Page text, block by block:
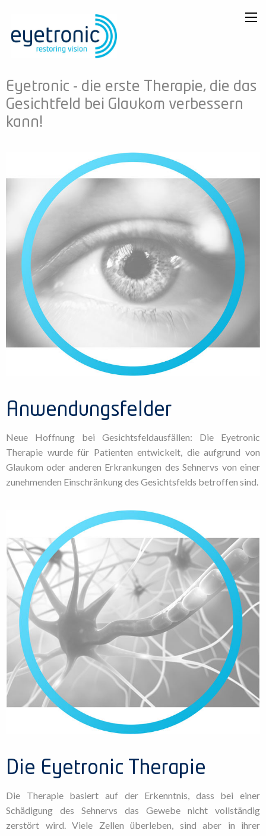
Eyetronic - die erste Therapie, die das
Gesichtfeld bei Glaukom verbessern
kann!
Anwendungsfelder
Neue Hoffnung bei Gesichtsfeldausfällen: Die Eyetronic
Therapie wurde für Patienten entwickelt, die aufgrund von
Glaukom oder anderen Erkrankungen des Sehnervs von einer
zunehmenden Einschränkung des Gesichtsfelds betroffen sind.
Die Eyetronic Therapie
Die Therapie basiert auf der Erkenntnis, dass bei einer
Schädigung des Sehnervs das Gewebe nicht vollständig
zerstört wird. Viele Zellen überleben, sind aber in ihrer